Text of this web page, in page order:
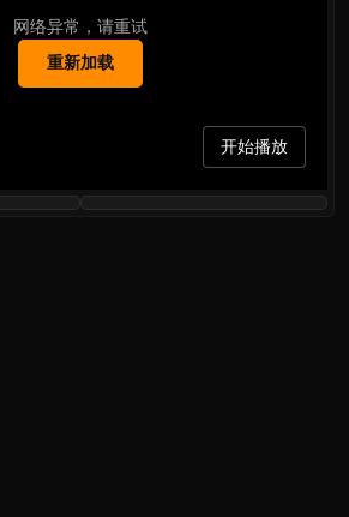
网络异常，请重试
重新加载
开始播放